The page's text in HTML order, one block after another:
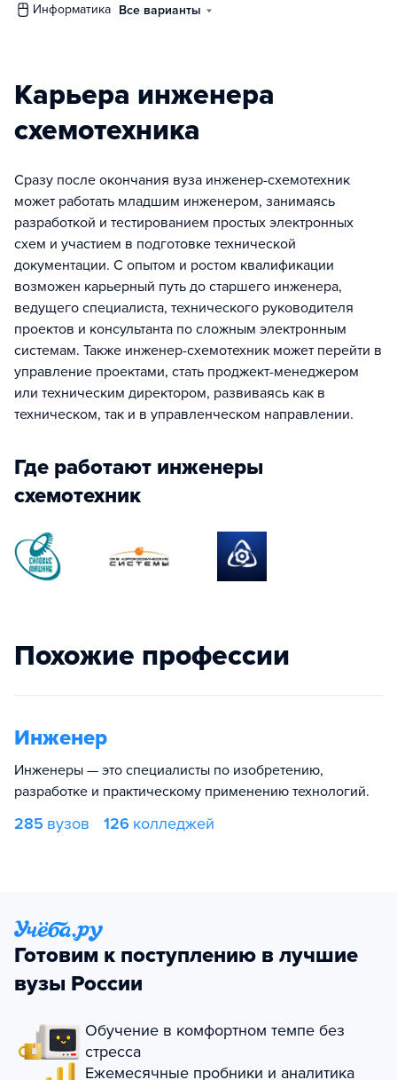
информатика Все варианты
Карьера инженера
схемотехника
Сразу после окончания вуза инженер-схемотехник
может работать младшим инженером, занимаясь
разработкой и тестированием простых электронных
схем и участием в подготовке технической
документации. С опытом и ростом квалификации
возможен карьерный путь до старшего инженера,
ведущего специалиста, технического руководителя
проектов и консультанта по сложным электронным
системам. Также инженер-схемотехник может перейти в
управление проектами, стать проджект-менеджером
или техническим директором, развиваясь как в
техническом, так и в управленческом направлении.
Где работают инженеры
схемотехник
Похожие профессии
Инженер
Инженеры — это специалисты по изобретению,
разработке и практическому применению технологий.
285 вузов 126 колледжей
Готовим к поступлению в лучшие
вузы России
Обучение в комфортном темпе без
стресса
Ежемесячные пробники и аналитика